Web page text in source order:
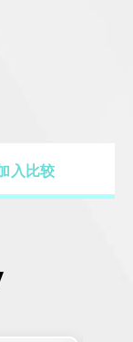
入比较